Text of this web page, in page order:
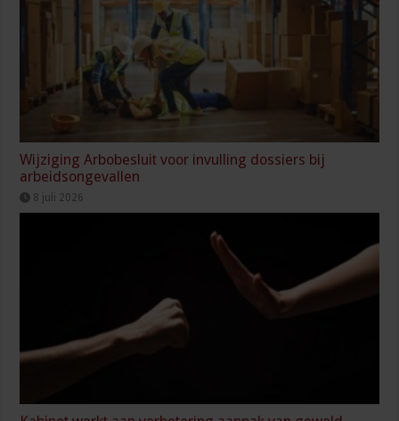
Wijziging Arbobesluit voor invulling dossiers bij
arbeidsongevallen
8 juli 2026